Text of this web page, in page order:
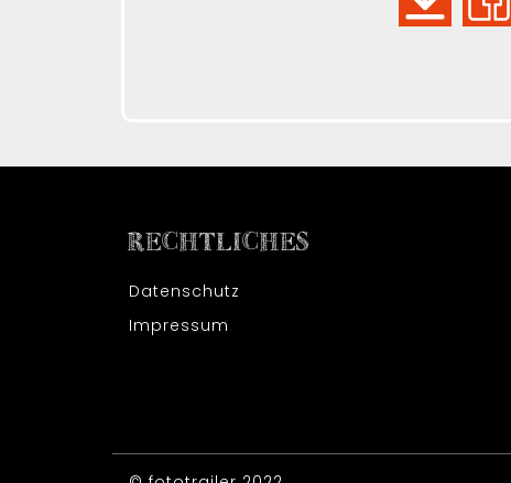
RECHTLICHES
Datenschutz
Impressum